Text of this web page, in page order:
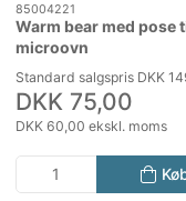
85004221
Warm bear med pose
microovn
Standard salgspris DKK
DKK 75,00
DKK 60,00 ekskl. moms